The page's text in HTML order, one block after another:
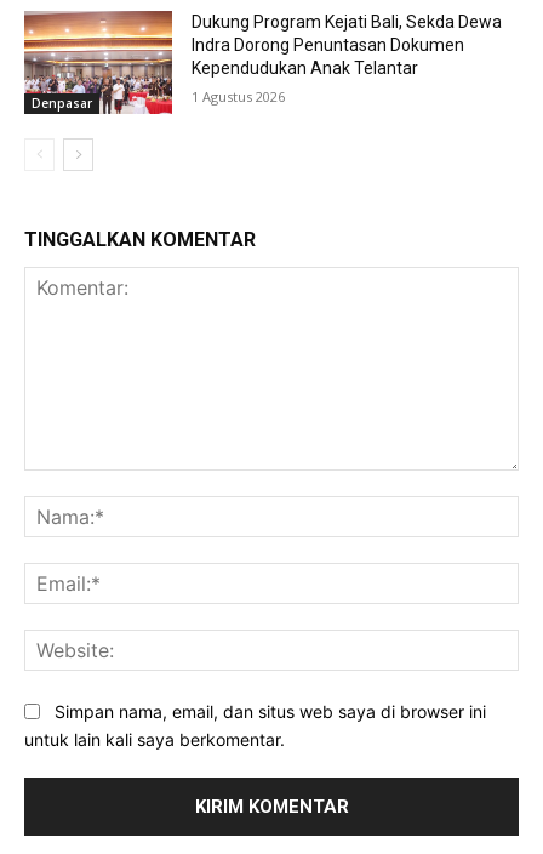
Denpasar
Dukung Program Kejati Bali, Sekda Dewa
Indra Dorong Penuntasan Dokumen
Kependudukan Anak Telantar
1 Agustus 2026
TINGGALKAN KOMENTAR
Simpan nama, email, dan situs web saya di browser ini
untuk lain kali saya berkomentar.